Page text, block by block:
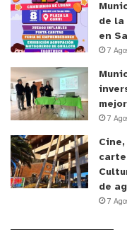
y tú, ¿qué opinas?
de la
en
7
7
de
7